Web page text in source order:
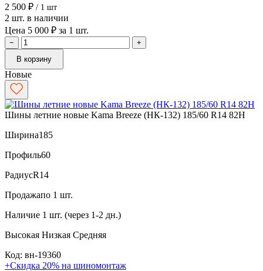
2 500 ₽ / 1 шт
2 шт. в наличии
Цена 5 000 ₽ за 1 шт.
−
+
В корзину
Новые
Шины летние новые Kama Breeze (НК-132) 185/60 R14 82H
Ширина185
Профиль60
РадиусR14
Продажапо 1 шт.
Наличие 1 шт. (через 1-2 дн.)
Высокая Низкая Средняя
Код: вн-19360
+Скидка 20% на шиномонтаж